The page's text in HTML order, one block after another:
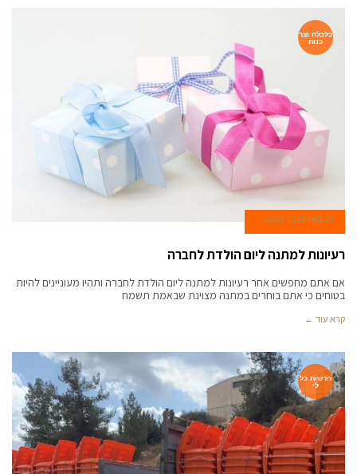
כלכלה וצר
כנות
21 באוקטובר 2021
רעיונות למתנה ליום הולדת לחברה
אם אתם מחפשים אחר רעיונות למתנה ליום הולדת לחברה ותהיו מעוניינים להיות
בטוחים כי אתם בוחרים במתנה מצוינת שבאמת תשמח
קרא עוד ←
חדשות כל
לי